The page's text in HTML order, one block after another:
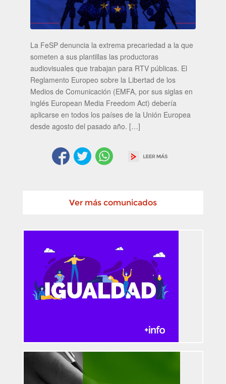
La FeSP denuncia la extrema precariedad a la que
someten a sus plantillas las productoras
audiovisuales que trabajan para RTV públicas. El
Reglamento Europeo sobre la Libertad de los
Medios de Comunicación (EMFA, por sus siglas en
inglés European Media Freedom Act) debería
aplicarse en todos los países de la Unión Europea
desde agosto del pasado año. […]
Ver más comunicados